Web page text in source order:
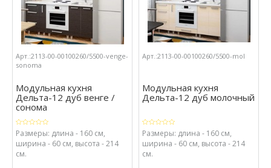
Арт.:2113-00-00100260/5500-venge-
sonoma
Модульная кухня
Дельта-12 дуб венге /
сонома
Размеры: длина - 160 см,
ширина - 60 см, высота - 214
см.
Арт.:2113-00-00100260/5500-mol
Модульная кухня
Дельта-12 дуб молочный
Размеры: длина - 160 см,
ширина - 60 см, высота - 214
см.